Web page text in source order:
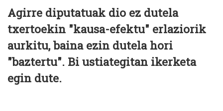
Agirre diputatuak dio ez dutela
txertoekin "kausa-efektu" erlaziorik
aurkitu, baina ezin dutela hori
"baztertu". Bi ustiategitan ikerketa
egin dute.